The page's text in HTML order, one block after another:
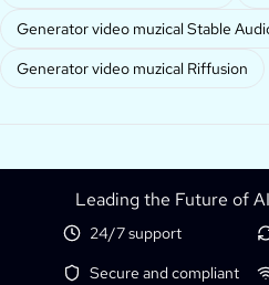
Generator video muzical Stable
Generator video muzical Riffusion
Leading the Future of
24/7 support
Secure and compliant